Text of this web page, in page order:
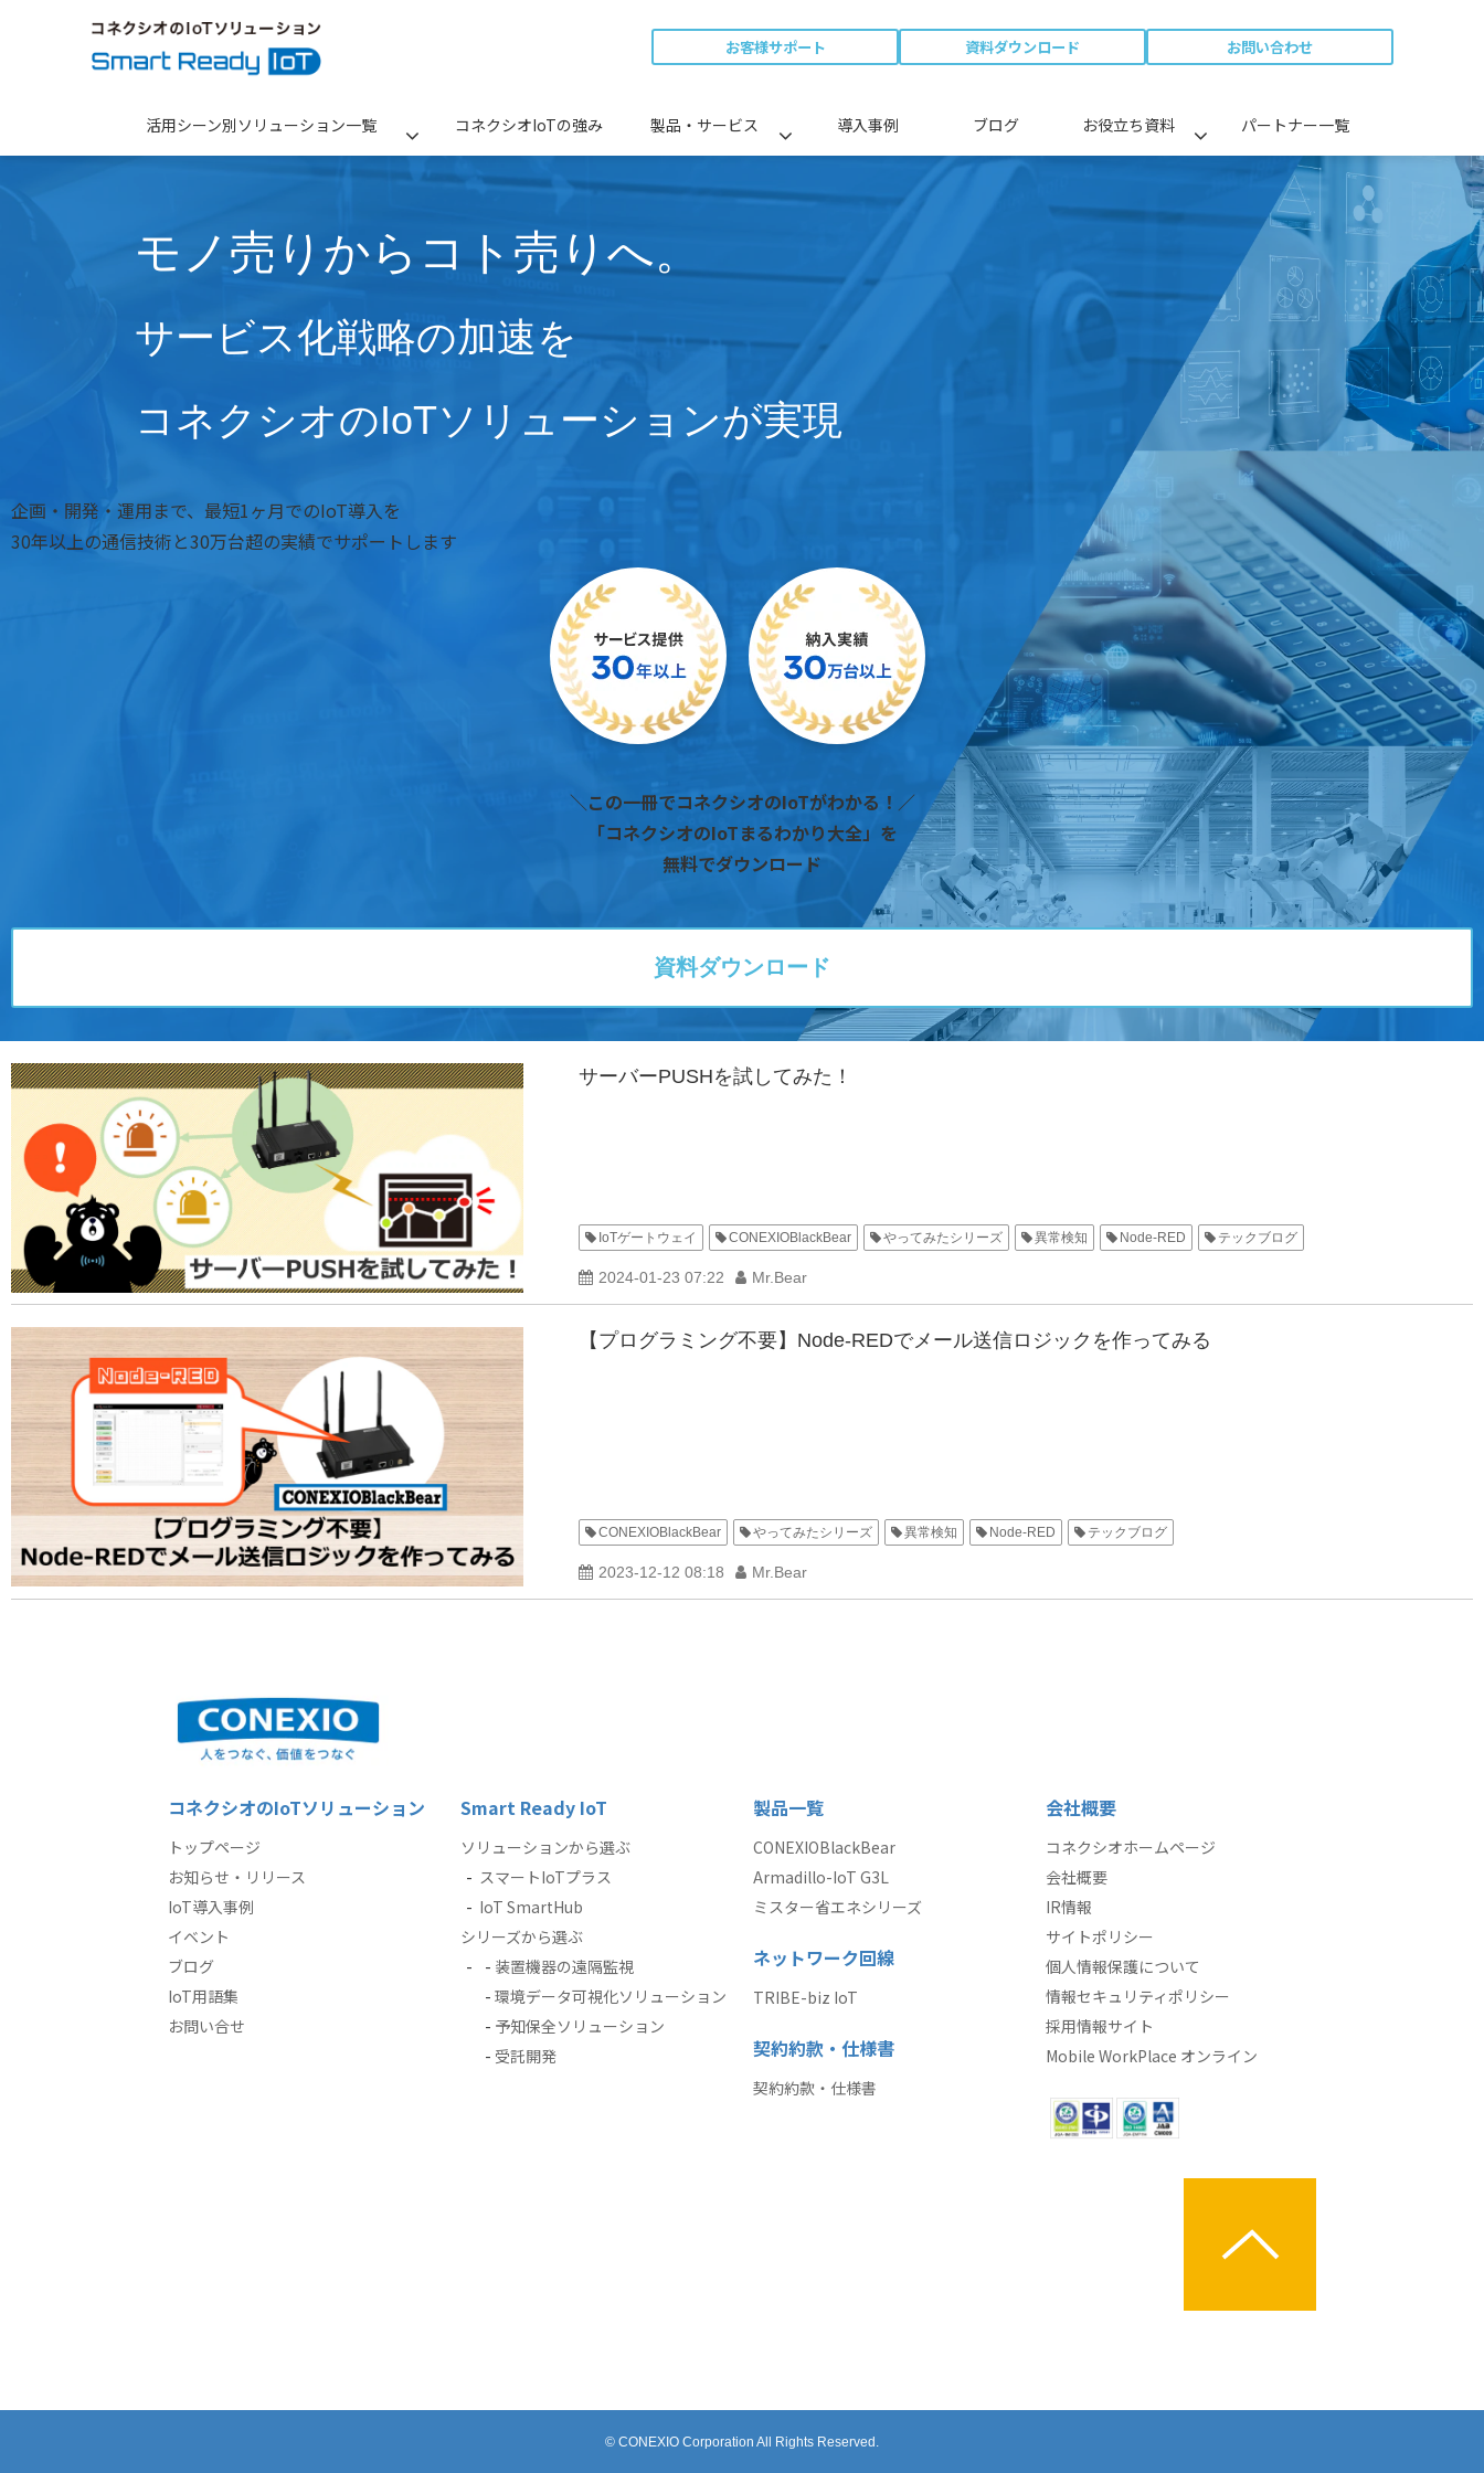
お客様サポート 資料ダウンロード お問い合わせ
活用シーン別ソリューション一覧 コネクシオIoTの強み 製品・サービス 導入事例 ブログ お役立ち資料 パートナー一覧
モノ売りからコト売りへ。
サービス化戦略の加速を
コネクシオのIoTソリューションが実現
企画・開発・運用まで、最短1ヶ月でのIoT導入を
30年以上の通信技術と30万台超の実績でサポートします
＼この一冊でコネクシオのIoTがわかる！／
「コネクシオのIoTまるわかり大全」を
無料でダウンロード
資料ダウンロード
サーバーPUSHを試してみた！
IoTゲートウェイ CONEXIOBlackBear やってみたシリーズ 異常検知 Node-RED テックブログ
2024-01-23 07:22 Mr.Bear
【プログラミング不要】Node-REDでメール送信ロジックを作ってみる
CONEXIOBlackBear やってみたシリーズ 異常検知 Node-RED テックブログ
2023-12-12 08:18 Mr.Bear
コネクシオのIoTソリューション
トップページ
お知らせ・リリース
IoT導入事例
イベント
ブログ
IoT用語集
お問い合せ
Smart Ready IoT
ソリューションから選ぶ
スマートIoTプラス
IoT SmartHub
シリーズから選ぶ
装置機器の遠隔監視
環境データ可視化ソリューション
予知保全ソリューション
受託開発
製品一覧
CONEXIOBlackBear
Armadillo-IoT G3L
ミスター省エネシリーズ
ネットワーク回線
TRIBE-biz IoT
契約約款・仕様書
契約約款・仕様書
会社概要
コネクシオホームページ
会社概要
IR情報
サイトポリシー
個人情報保護について
情報セキュリティポリシー
採用情報サイト
Mobile WorkPlace オンライン
© CONEXIO Corporation All Rights Reserved.